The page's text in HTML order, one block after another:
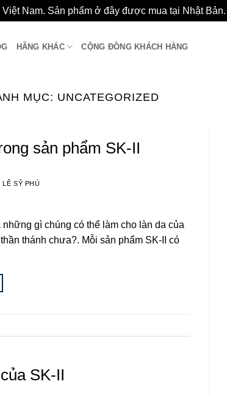
Nam. Sản phẩm ở đây được mua tại Nhật Bản.
HÃNG KHÁC CỘNG ĐỒNG KHÁCH HÀNG
MỤC: UNCATEGORIZED
sản phẩm SK-II
LÊ SỸ PHÚ
gì chúng có thể làm cho làn da của
thánh chưa?. Mỗi sản phẩm SK-II có
SK-II